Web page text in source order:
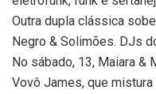
Outra dupla clássica
Negro & Solimões. DJs
No sábado, 13, Maiara &
Vovô James, que